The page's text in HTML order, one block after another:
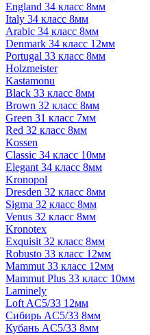
England 34 класс 8мм
Italy 34 класс 8мм
Arabic 34 класс 8мм
Denmark 34 класс 12мм
Portugal 33 класс 8мм
Holzmeister
Kastamonu
Black 33 класс 8мм
Brown 32 класс 8мм
Green 31 класс 7мм
Red 32 класс 8мм
Kossen
Classic 34 класс 10мм
Elegant 34 класс 8мм
Kronopol
Dresden 32 класс 8мм
Sigma 32 класс 8мм
Venus 32 класс 8мм
Kronotex
Exquisit 32 класс 8мм
Robusto 33 класс 12мм
Mammut 33 класс 12мм
Mammut Plus 33 класс 10мм
Laminely
Loft AC5/33 12мм
Сибирь AC5/33 8мм
Кубань AC5/33 8мм